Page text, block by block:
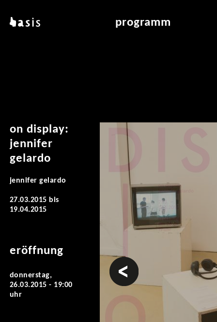
basis programm
on display:
jennifer
gelardo
jennifer gelardo
27.03.2015 bis
19.04.2015
eröffnung
donnerstag,
26.03.2015 - 19:00
uhr
vorheriges